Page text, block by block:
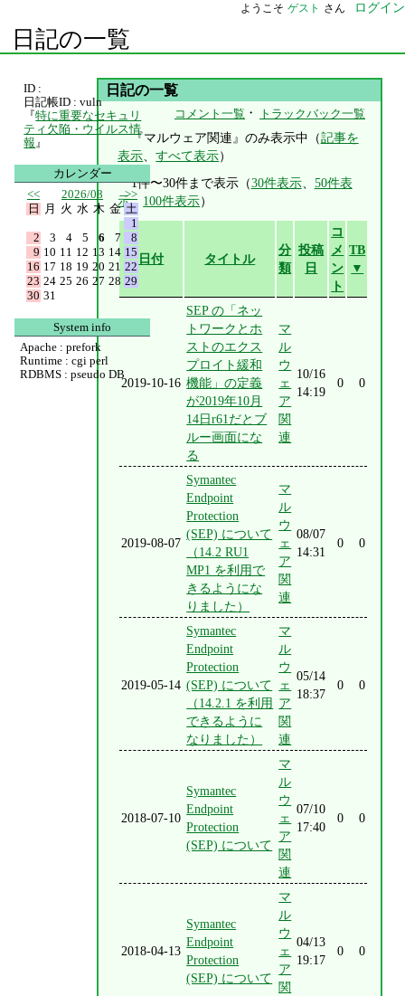
ようこそ ゲスト さん ログイン
日記の一覧
日記の一覧
コメント一覧 ・ トラックバック一覧
『マルウェア関連』のみ表示中（記事を
表示、すべて表示）
1件〜30件まで表示（30件表示、 50件表
示、 100件表示）
日付 タイトル
分
類
投稿
日
コ
メ
ン
ト
TB
▼
2019-10-16
SEP の「ネッ
トワークとホ
ストのエクス
プロイト緩和
機能」の定義
が2019年10月
14日r61だとブ
ルー画面にな
る
マ
ル
ウ
ェ
ア
関
連
10/16
14:19
0 0
2019-08-07
Symantec
Endpoint
Protection
(SEP) について
（14.2 RU1
MP1 を利用で
きるようにな
りました）
マ
ル
ウ
ェ
ア
関
連
08/07
14:31
0 0
2019-05-14
Symantec
Endpoint
Protection
(SEP) について
（14.2.1 を利用
できるように
なりました）
マ
ル
ウ
ェ
ア
関
連
05/14
18:37
0 0
2018-07-10
Symantec
Endpoint
Protection
(SEP) について
マ
ル
ウ
ェ
ア
関
連
07/10
17:40
0 0
2018-04-13
Symantec
Endpoint
Protection
(SEP) について
マ
ル
ウ
ェ
ア
関
04/13
19:17
0 0
ID :
日記帳ID : vuln
『特に重要なセキュリ
ティ欠陥・ウイルス情
報 』
カレンダー
<<
2026/08
>>
日
月 火 水 木 金 土
1
2
3 4 5 6 7
8
9 10 11 12 13 14 15
16 17 18 19 20 21 22
23 24 25 26 27 28 29
30 31
System info
Apache : prefork
Runtime : cgi perl
RDBMS : pseudo DB